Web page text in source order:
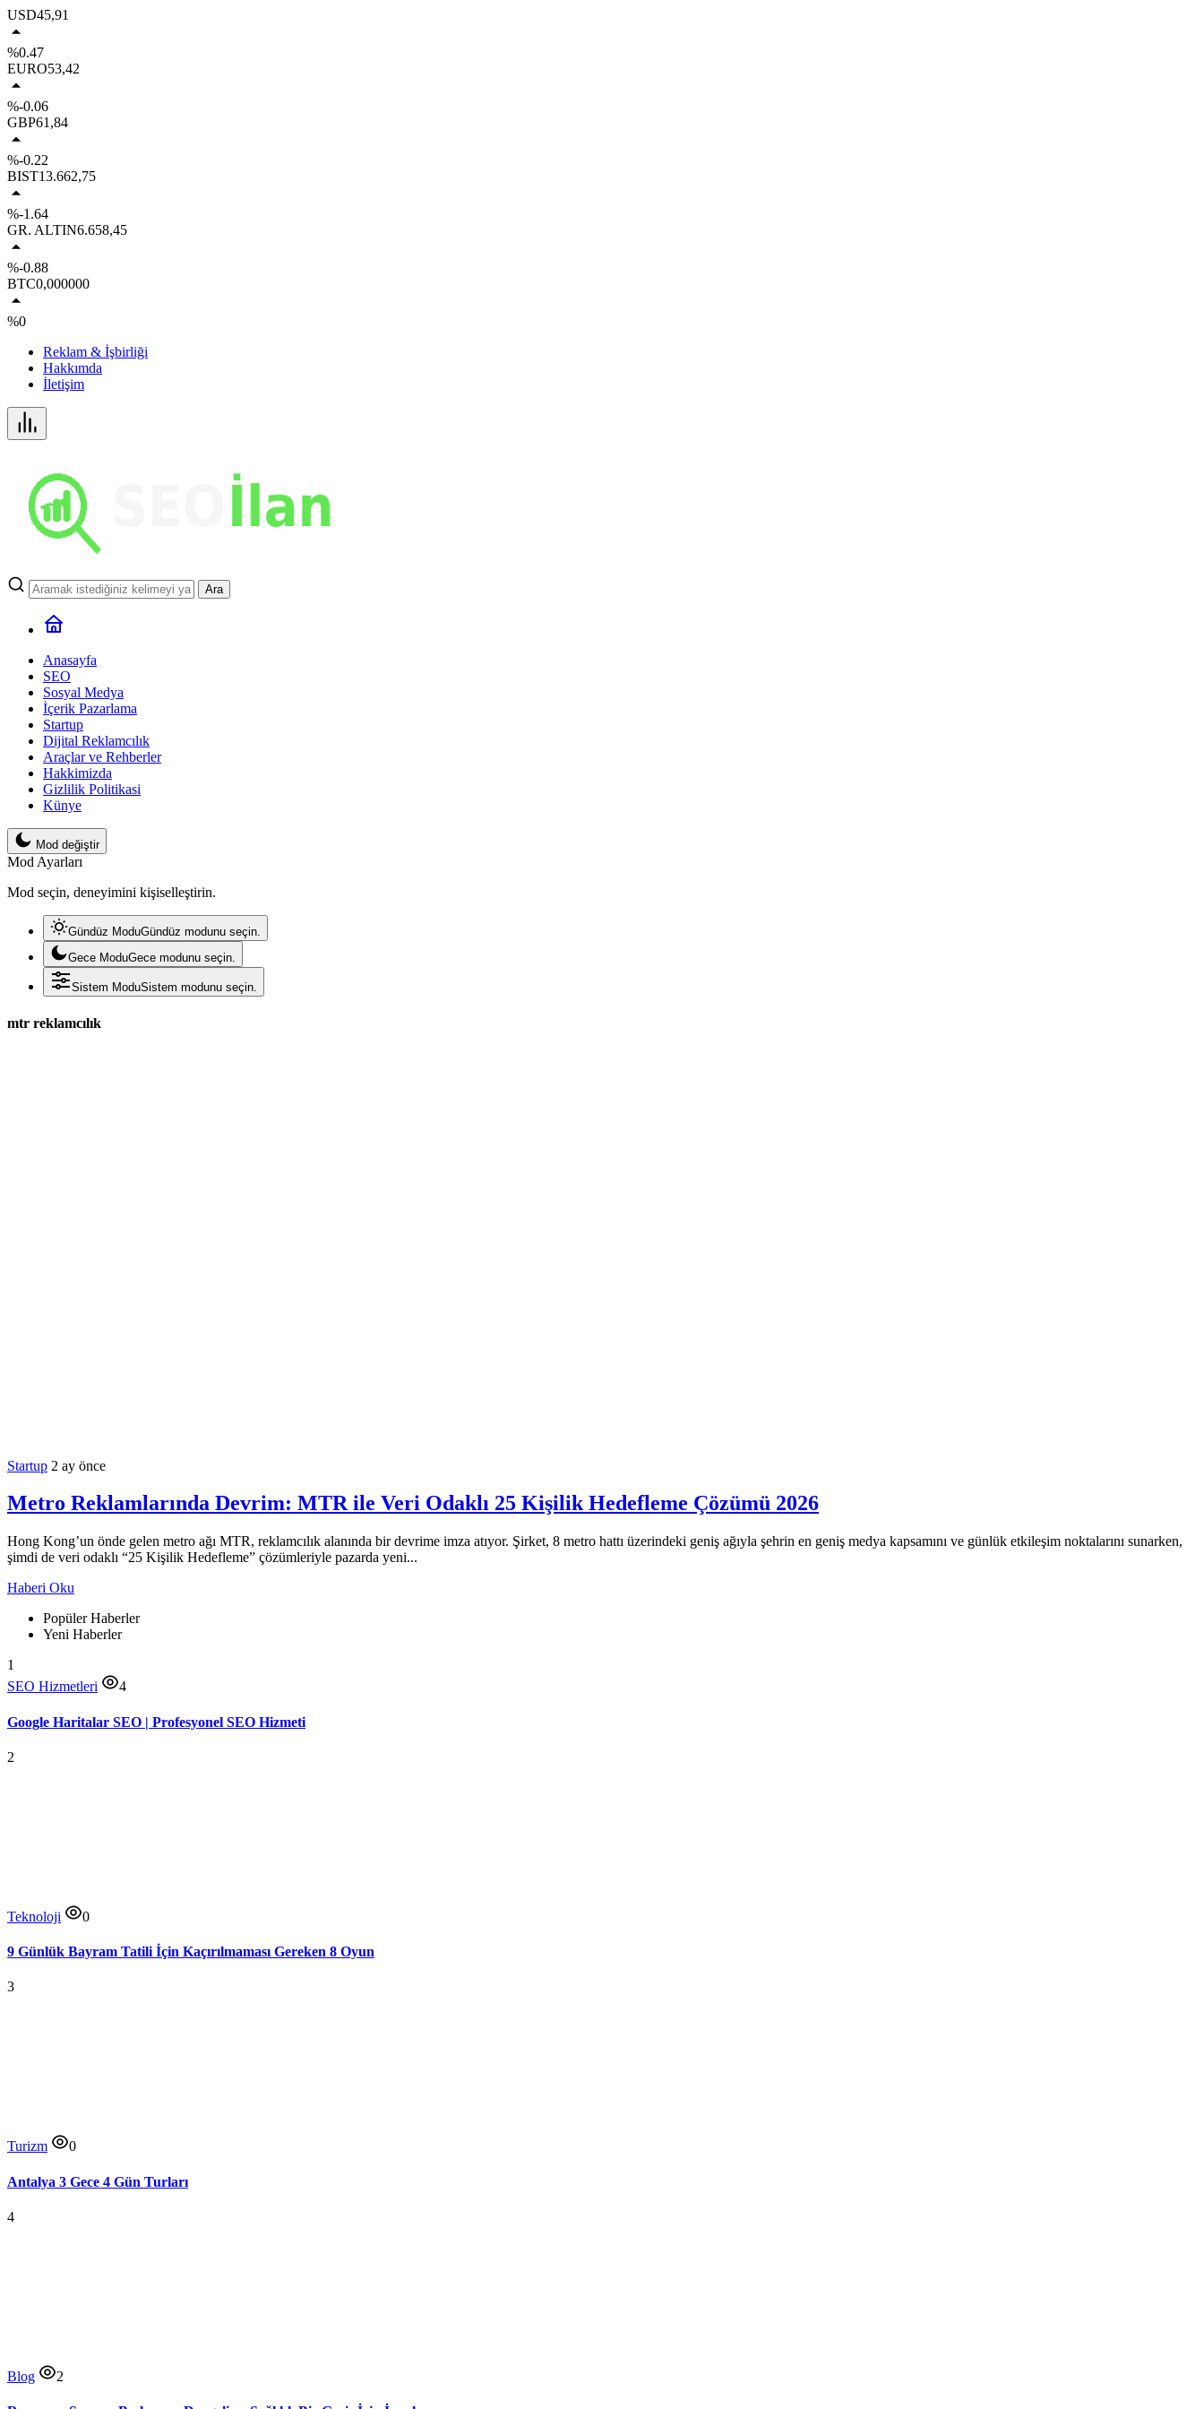
USD45,91
%0.47
EURO53,42
%-0.06
GBP61,84
%-0.22
BIST13.662,75
%-1.64
GR. ALTIN6.658,45
%-0.88
BTC0,000000
%0
Reklam & İşbirliği
Hakkımda
İletişim
Ara
Anasayfa
SEO
Sosyal Medya
İçerik Pazarlama
Startup
Dijital Reklamcılık
Araçlar ve Rehberler
Hakkimizda
Gizlilik Politikasi
Künye
Mod değiştir
Mod Ayarları
Mod seçin, deneyimini kişiselleştirin.
Gündüz ModuGündüz modunu seçin.
Gece ModuGece modunu seçin.
Sistem ModuSistem modunu seçin.
mtr reklamcılık
Startup 2 ay önce
Metro Reklamlarında Devrim: MTR ile Veri Odaklı 25 Kişilik Hedefleme Çözümü 2026
Hong Kong’un önde gelen metro ağı MTR, reklamcılık alanında bir devrime imza atıyor. Şirket, 8 metro hattı üzerindeki geniş ağıyla şehrin en geniş medya kapsamını ve günlük etkileşim noktalarını sunarken,
şimdi de veri odaklı “25 Kişilik Hedefleme” çözümleriyle pazarda yeni...
Haberi Oku
Popüler Haberler
Yeni Haberler
1
SEO Hizmetleri
4
Google Haritalar SEO | Profesyonel SEO Hizmeti
2
Teknoloji 0
9 Günlük Bayram Tatili İçin Kaçırılmaması Gereken 8 Oyun
3
Turizm 0
Antalya 3 Gece 4 Gün Turları
4
Blog 2